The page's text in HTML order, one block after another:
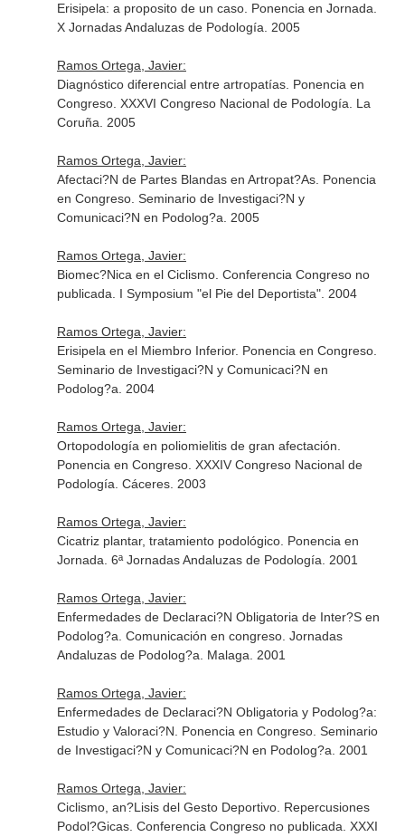
Erisipela: a proposito de un caso. Ponencia en Jornada.
X Jornadas Andaluzas de Podología. 2005
Ramos Ortega, Javier:
Diagnóstico diferencial entre artropatías. Ponencia en
Congreso. XXXVI Congreso Nacional de Podología. La
Coruña. 2005
Ramos Ortega, Javier:
Afectaci?N de Partes Blandas en Artropat?As. Ponencia
en Congreso. Seminario de Investigaci?N y
Comunicaci?N en Podolog?a. 2005
Ramos Ortega, Javier:
Biomec?Nica en el Ciclismo. Conferencia Congreso no
publicada. I Symposium "el Pie del Deportista". 2004
Ramos Ortega, Javier:
Erisipela en el Miembro Inferior. Ponencia en Congreso.
Seminario de Investigaci?N y Comunicaci?N en
Podolog?a. 2004
Ramos Ortega, Javier:
Ortopodología en poliomielitis de gran afectación.
Ponencia en Congreso. XXXIV Congreso Nacional de
Podología. Cáceres. 2003
Ramos Ortega, Javier:
Cicatriz plantar, tratamiento podológico. Ponencia en
Jornada. 6ª Jornadas Andaluzas de Podología. 2001
Ramos Ortega, Javier:
Enfermedades de Declaraci?N Obligatoria de Inter?S en
Podolog?a. Comunicación en congreso. Jornadas
Andaluzas de Podolog?a. Malaga. 2001
Ramos Ortega, Javier:
Enfermedades de Declaraci?N Obligatoria y Podolog?a:
Estudio y Valoraci?N. Ponencia en Congreso. Seminario
de Investigaci?N y Comunicaci?N en Podolog?a. 2001
Ramos Ortega, Javier:
Ciclismo, an?Lisis del Gesto Deportivo. Repercusiones
Podol?Gicas. Conferencia Congreso no publicada. XXXI